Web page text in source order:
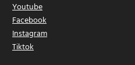
Youtube
Facebook
Instagram
Tiktok